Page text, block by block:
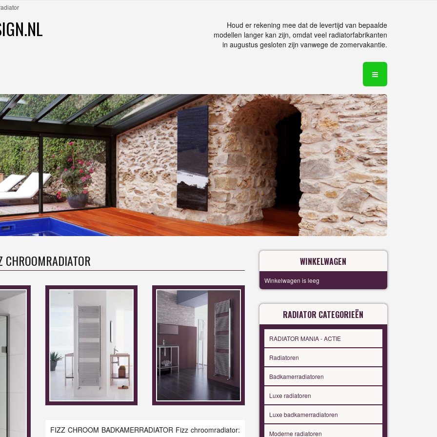
Houd er rekening mee dat de levertijd van bepaalde
modellen langer kan zijn, omdat veel radiatorfabrikanten
in augustus gesloten zijn vanwege de zomervakantie.
CHROOMRADIATOR
FIZZ CHROOM BADKAMERRADIATOR Fizz chroomradiator:
WINKELWAGEN
Winkelwagen is leeg
RADIATOR CATEGORIEËN
RADIATOR MANIA - ACTIE
Radiatoren
Badkamerradiatoren
Luxe radiatoren
Luxe badkamerradiatoren
Moderne radiatoren